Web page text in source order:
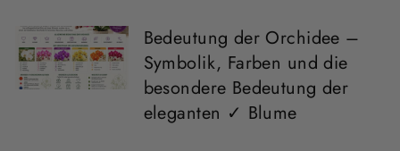
Bedeutung der Orchidee –
Symbolik, Farben und die
besondere Bedeutung der
eleganten ✓ Blume